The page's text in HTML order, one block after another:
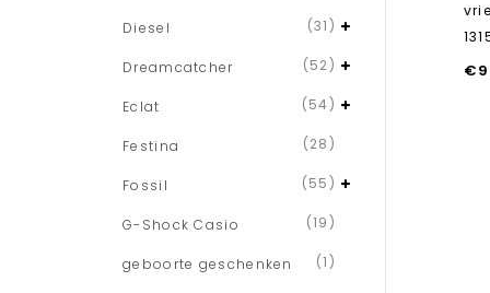
€
Diesel (31)
Dreamcatcher (52)
Eclat (54)
Festina (28)
Fossil (55)
G-Shock Casio (19)
geboorte geschenken (1)